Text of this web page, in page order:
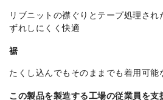
リブニットの襟ぐりとテープ処理され
ずれしにくく快適
裾
たくし込んでもそのままでも着用可能
この製品を製造する工場の従業員を支